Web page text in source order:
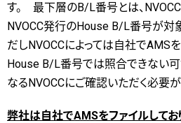
す。 最下層のB/L番号とは、NVOCC
NVOCC発行のHouse B/L番号が対
だしNVOCCによっては自社でAMS
House B/L番号では照合できない
なるNVOCCにご確認いただく必要が
弊社は自社でAMSをファイルしてお